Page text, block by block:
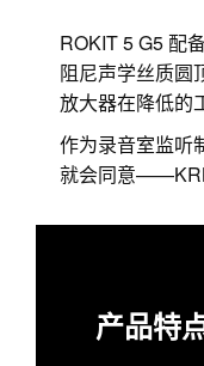
ROKIT 5 G5 配
阻尼声学丝质圆
放大器在降低的
作为录音室监听
就会同意
产品特点